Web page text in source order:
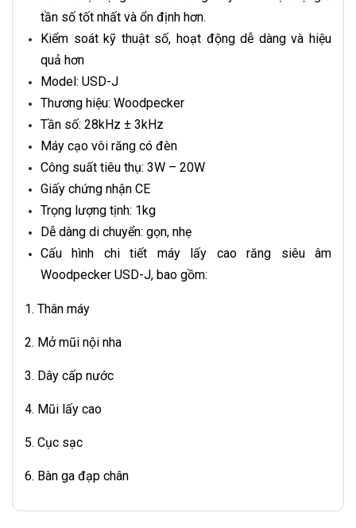
tần số tốt nhất và ổn định hơn.
Kiểm soát kỹ thuật số, hoạt động dễ dàng và hiệu
quả hơn
Model: USD-J
Thương hiệu: Woodpecker
Tần số: 28kHz ± 3kHz
Máy cạo vôi răng có đèn
Công suất tiêu thụ: 3W – 20W
Giấy chứng nhận CE
Trọng lượng tịnh: 1kg
Dễ dàng di chuyển: gọn, nhẹ
Cấu hình chi tiết máy lấy cao răng siêu âm
Woodpecker USD-J, bao gồm:
1. Thân máy
2. Mở mũi nội nha
3. Dây cấp nước
4. Mũi lấy cao
5. Cục sạc
6. Bàn ga đạp chân